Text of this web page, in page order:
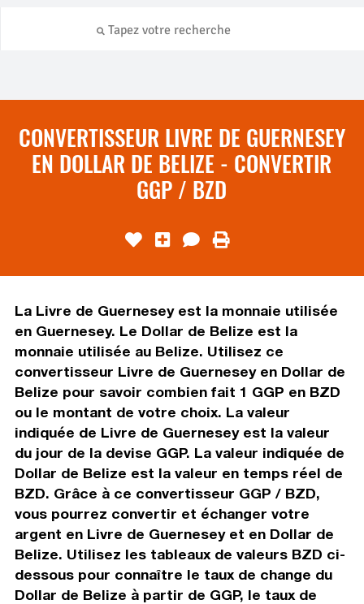
CONVERTISSEUR LIVRE DE GUERNESEY
EN DOLLAR DE BELIZE - CONVERTIR
GGP / BZD
La Livre de Guernesey est la monnaie utilisée
en Guernesey. Le Dollar de Belize est la
monnaie utilisée au Belize. Utilisez ce
convertisseur Livre de Guernesey en Dollar de
Belize pour savoir combien fait 1 GGP en BZD
ou le montant de votre choix. La valeur
indiquée de Livre de Guernesey est la valeur
du jour de la devise GGP. La valeur indiquée de
Dollar de Belize est la valeur en temps réel de
BZD. Grâce à ce convertisseur GGP / BZD,
vous pourrez convertir et échanger votre
argent en Livre de Guernesey et en Dollar de
Belize. Utilisez les tableaux de valeurs BZD ci-
dessous pour connaître le taux de change du
Dollar de Belize à partir de GGP, le taux de